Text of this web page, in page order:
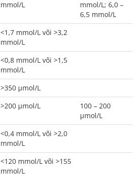
mmol/L
mmol/L; 6,0 –
6,5 mmol/L
<1,7 mmol/L või >3,2
mmol/L
<0,8 mmol/L või >1,5
mmol/L
>350 µmol/L
>200 µmol/L
100 – 200
µmol/L
<0,4 mmol/L või >2,0
mmol/L
<120 mmol/L või >155
mmol/L